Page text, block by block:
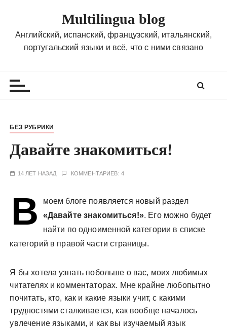
Multilingua blog
Английский, испанский, французский, итальянский,
португальский языки и всё, что с ними связано
БЕЗ РУБРИКИ
Давайте знакомиться!
14 ЛЕТ НАЗАД КОММЕНТАРИЕВ: 4
В
моем блоге появляется новый раздел
«Давайте знакомиться!». Его можно будет
найти по одноименной категории в списке
категорий в правой части страницы.
Я бы хотела узнать побольше о вас, моих любимых
читателях и комментаторах. Мне крайне любопытно
почитать, кто, как и какие языки учит, с какими
трудностями сталкивается, как вообще началось
увлечение языками, и как вы изучаемый язык